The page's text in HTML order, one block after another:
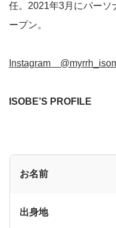
任。2021年3月にパーソ
ープン。
Instagram
ISOBE’S PROFILE
お名前
出身地